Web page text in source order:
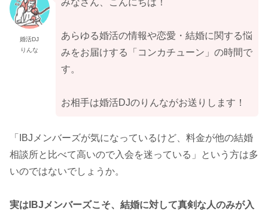
婚活DJ
りんな
みなさん、こんにちは！
あらゆる婚活の情報や恋愛・結婚に関する悩
みをお届けする「コンカチューン」の時間で
す。
お相手は婚活DJのりんながお送りします！
「IBJメンバーズが気になっているけど、料金が他の結婚
相談所と比べて高いので入会を迷っている」という方は多
いのではないでしょうか。
実はIBJメンバーズこそ、結婚に対して真剣な人のみが入